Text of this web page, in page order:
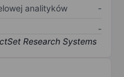
analityków
-
-